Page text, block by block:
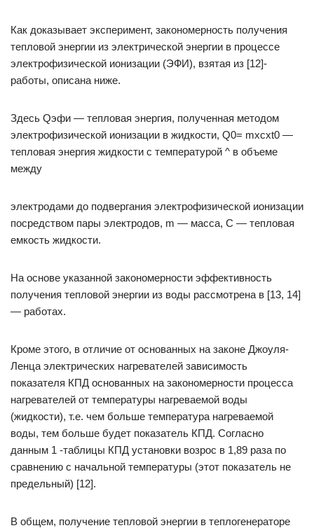
Как доказывает эксперимент, закономерность получения
тепловой энергии из электрической энергии в процессе
электрофизической ионизации (ЭФИ), взятая из [12]-
работы, описана ниже.
Здесь Qэфи — тепловая энергия, полученная методом
электрофизической ионизации в жидкости, Q0= mxcxt0 —
тепловая энергия жидкости с температурой ^ в объеме
между
электродами до подвергания электрофизической ионизации
посредством пары электродов, m — масса, С — тепловая
емкость жидкости.
На основе указанной закономерности эффективность
получения тепловой энергии из воды рассмотрена в [13, 14]
— работах.
Кроме этого, в отличие от основанных на законе Джоуля-
Ленца электрических нагревателей зависимость
показателя КПД основанных на закономерности процесса
нагревателей от температуры нагреваемой воды
(жидкости), т.е. чем больше температура нагреваемой
воды, тем больше будет показатель КПД. Согласно
данным 1 -таблицы КПД установки возрос в 1,89 раза по
сравнению с начальной температуры (этот показатель не
предельный) [12].
В общем, получение тепловой энергии в теплогенераторе